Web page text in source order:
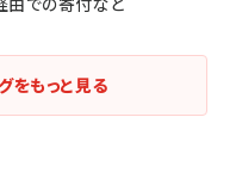
をもっと見る